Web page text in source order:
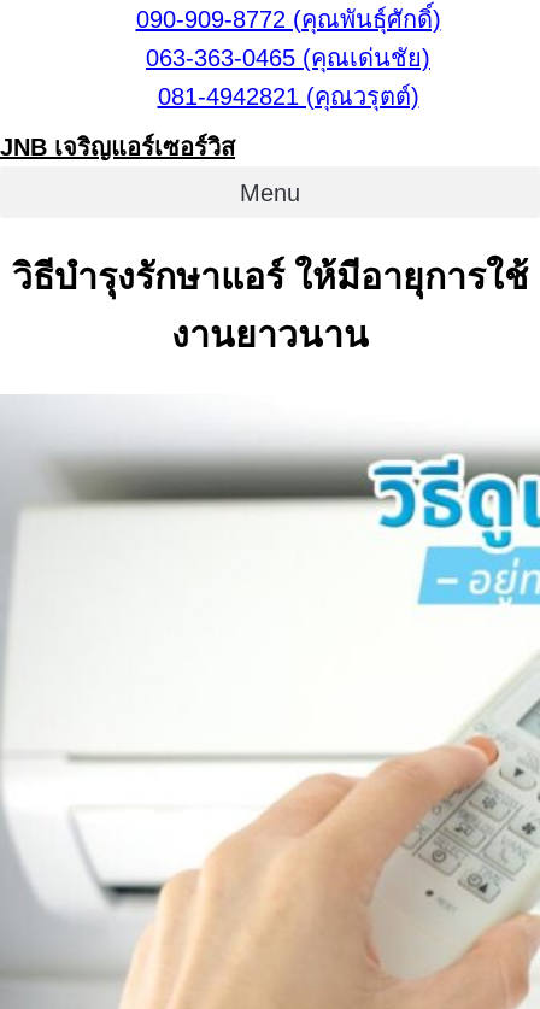
090-909-8772 (คุณพันธุ์ศักดิ์)
063-363-0465 (คุณเด่นชัย)
081-4942821 (คุณวรุตต์)
JNB เจริญแอร์เซอร์วิส
Menu
วิธีบำรุงรักษาแอร์ ให้มีอายุการใช้
งานยาวนาน